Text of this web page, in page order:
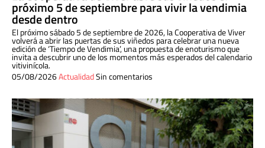
próximo 5 de septiembre para vivir la vendimia
desde dentro
El próximo sábado 5 de septiembre de 2026, la Cooperativa de Viver
volverá a abrir las puertas de sus viñedos para celebrar una nueva
edición de ‘Tiempo de Vendimia’, una propuesta de enoturismo que
invita a descubrir uno de los momentos más esperados del calendario
vitivinícola.
05/08/2026ActualidadSin comentarios